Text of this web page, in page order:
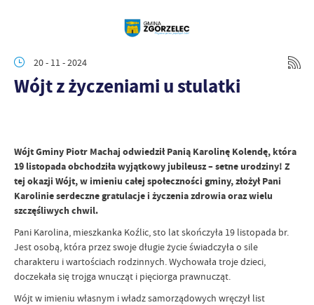
20 - 11 - 2024
Wójt z życzeniami u stulatki
Wójt Gminy Piotr Machaj odwiedził Panią Karolinę Kolendę, która
19 listopada obchodziła wyjątkowy jubileusz – setne urodziny! Z
tej okazji Wójt, w imieniu całej społeczności gminy, złożył Pani
Karolinie serdeczne gratulacje i życzenia zdrowia oraz wielu
szczęśliwych chwil.
Pani Karolina, mieszkanka Koźlic, sto lat skończyła 19 listopada br.
Jest osobą, która przez swoje długie życie świadczyła o sile
charakteru i wartościach rodzinnych. Wychowała troje dzieci,
doczekała się trojga wnucząt i pięciorga prawnucząt.
Wójt w imieniu własnym i władz samorządowych wręczył list